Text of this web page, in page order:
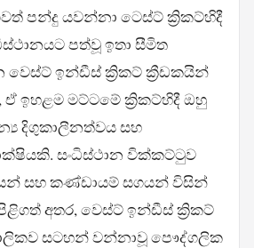
පන්දු යවන්නා ටෙස්ට් ක්‍රිකට්හිදී
පත්වූ ඉතා සීමිත
වෙස්ට් ඉන්ඩීස් ක්‍රිකට් ක්‍රීඩකයින්
ඒ ඉහළම මට්ටමේ ක්‍රිකට්හිදී ඔහු
දිගුකාලීනත්වය සහ
සංධිස්ථාන වික්කට්ටුව
සහ කණ්ඩායම් සගයන් විසින්
අතර, වෙස්ට් ඉන්ඩීස් ක්‍රිකට්
සටහන් වන්නාවූ පෞද්ගලික